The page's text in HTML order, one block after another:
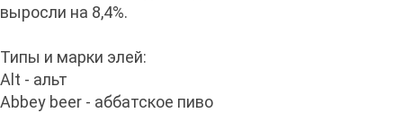
выросли на 8,4%.
Типы и марки элей:
Alt - альт
Abbey beer - аббатское пиво